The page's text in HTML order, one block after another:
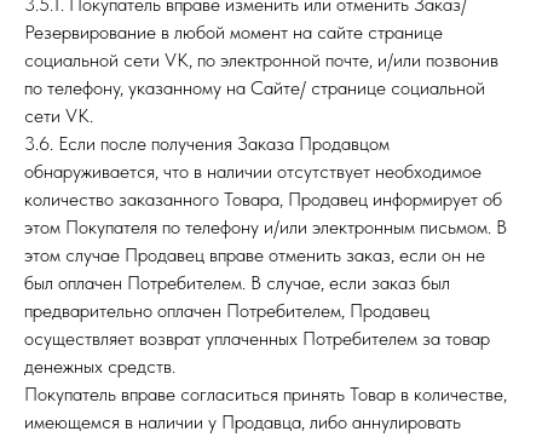
Резервирование в любой момент на сайте странице
социальной сети VK, по электронной почте, и/или позвонив
по телефону, указанному на Сайте/ странице социальной
сети VK.
3.6. Если после получения Заказа Продавцом
обнаруживается, что в наличии отсутствует необходимое
количество заказанного Товара, Продавец информирует об
этом Покупателя по телефону и/или электронным письмом. В
этом случае Продавец вправе отменить заказ, если он не
был оплачен Потребителем. В случае, если заказ был
предварительно оплачен Потребителем, Продавец
осуществляет возврат уплаченных Потребителем за товар
денежных средств.
Покупатель вправе согласиться принять Товар в количестве,
имеющемся в наличии у Продавца, либо аннулировать